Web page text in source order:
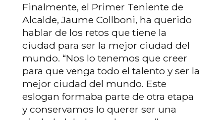
Finalmente, el Primer Teniente de
Alcalde, Jaume Collboni, ha querido
hablar de los retos que tiene la
ciudad para ser la mejor ciudad del
mundo. “Nos lo tenemos que creer
para que venga todo el talento y ser la
mejor ciudad del mundo. Este
eslogan formaba parte de otra etapa
y conservamos lo querer ser una